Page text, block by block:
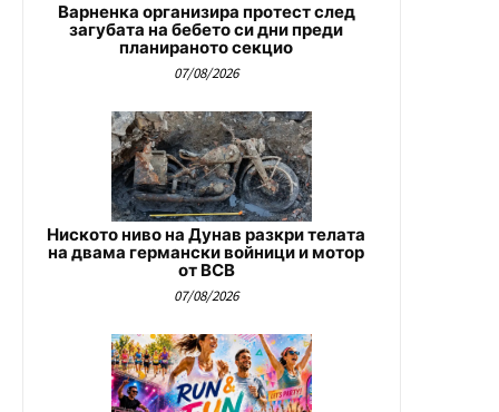
Варненка организира протест след
загубата на бебето си дни преди
планираното секцио
07/08/2026
Ниското ниво на Дунав разкри телата
на двама германски войници и мотор
от ВСВ
07/08/2026